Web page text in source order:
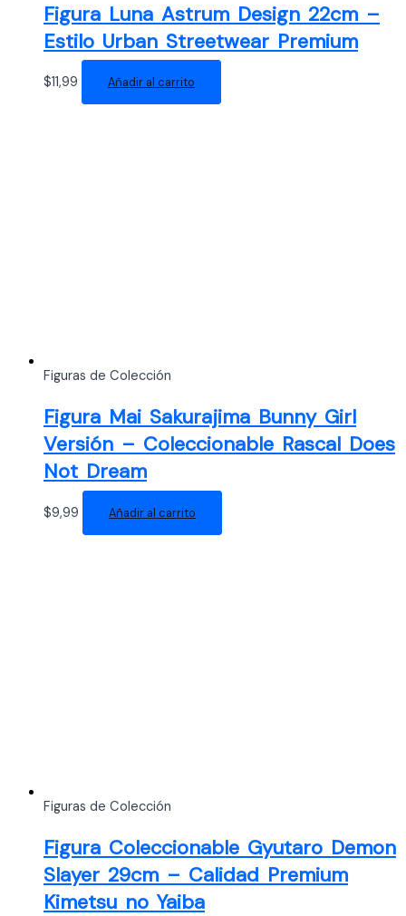
Figura Luna Astrum Design 22cm –
Estilo Urban Streetwear Premium
$11,99 Añadir al carrito
Figuras de Colección
Figura Mai Sakurajima Bunny Girl
Versión – Coleccionable Rascal Does
Not Dream
$9,99 Añadir al carrito
Figuras de Colección
Figura Coleccionable Gyutaro Demon
Slayer 29cm – Calidad Premium
Kimetsu no Yaiba